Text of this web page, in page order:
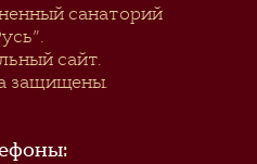
санаторий
.
сайт.
защищены.